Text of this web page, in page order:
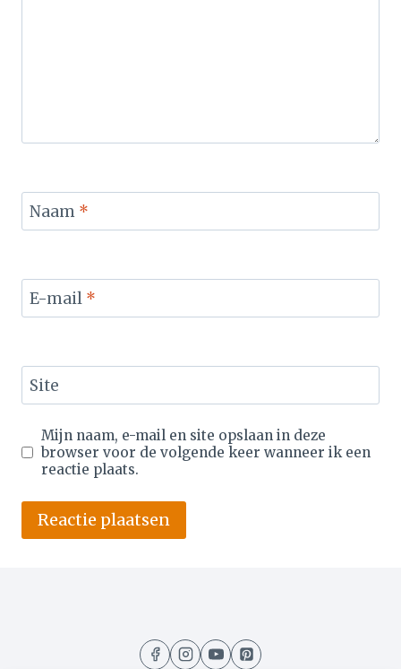
Naam *
E-mail *
Site
Mijn naam, e-mail en site opslaan in deze
browser voor de volgende keer wanneer ik een
reactie plaats.